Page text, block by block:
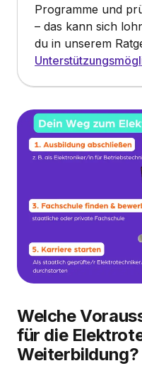
Programme und
– das kann sich
du in unserem
Welche
für die
Weiterbildung?